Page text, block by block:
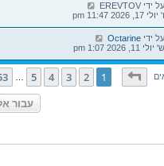
על ידי EREVTOV
ו' יולי 17, 2026 11:47 pm
על ידי Octarine
ש' יולי 11, 2026 1:07 pm
453
1
2
3
4
5
…
עבור